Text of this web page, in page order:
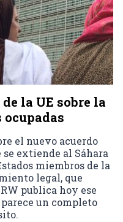
la UE sobre la
ocupadas
el nuevo acuerdo
se extiende al Sáhara
miembros de la
legal, que
publica hoy ese
un completo